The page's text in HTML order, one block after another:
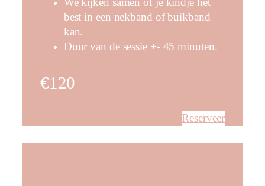
We kijken samen of je kindje het
best in een nekband of buikband
kan.
Duur van de sessie +- 45 minuten.
€120
Reserveer